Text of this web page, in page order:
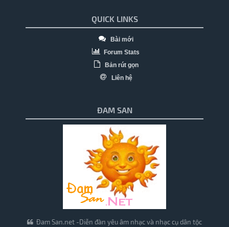
QUICK LINKS
Bài mới
Forum Stats
Bản rút gọn
Liên hệ
ĐAM SAN
Đam San.net -Diễn đàn yêu âm nhạc và nhạc cụ dân tộc